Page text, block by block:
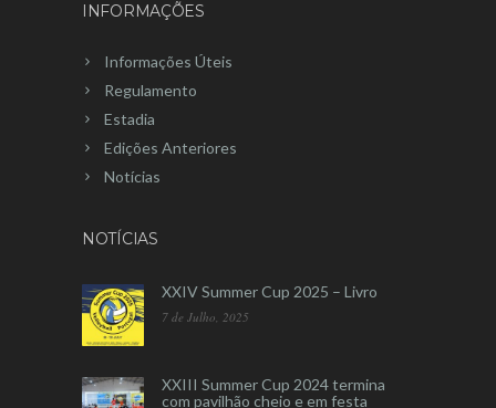
INFORMAÇÕES
Informações Úteis
Regulamento
Estadia
Edições Anteriores
Notícias
NOTÍCIAS
XXIV Summer Cup 2025 – Livro
7 de Julho, 2025
XXIII Summer Cup 2024 termina
com pavilhão cheio e em festa